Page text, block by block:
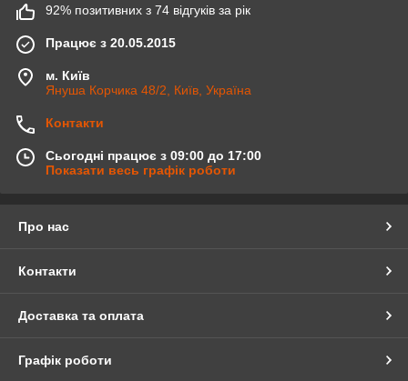
92% позитивних з 74 відгуків за рік
Працює з 20.05.2015
м. Київ
Януша Корчика 48/2, Київ, Україна
Контакти
Сьогодні працює з 09:00 до 17:00
Показати весь графік роботи
Про нас
Контакти
Доставка та оплата
Графік роботи